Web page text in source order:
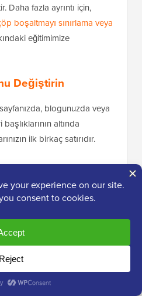
Daha fazla ayrıntı için,
boşaltmayı sınırlama veya
eğitimimize
Değiştirin
blogunuzda veya
altında
ilk birkaç satırıdır.
uyandırmak ve daha
tıklamalarını teşvik
kısaltmak isteyebilirsiniz.
gönderiye tıklamak
bağlam ve önemli bilgi